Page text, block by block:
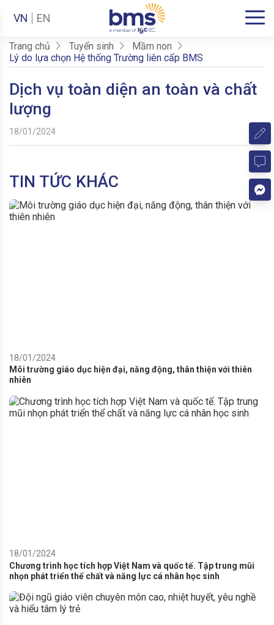
VN EN
Trang chủ Tuyển sinh
Mầm non
Lý do lựa chọn Hệ thống Trường liên cấp BMS
Dịch vụ toàn diện an toàn và chất
lượng
18/01/2024
TIN TỨC KHÁC
18/01/2024
Môi trường giáo dục hiện đại, năng động, thân thiện với thiên
nhiên
18/01/2024
Chương trình học tích hợp Việt Nam và quốc tế. Tập trung mũi
nhọn phát triển thể chất và năng lực cá nhân học sinh